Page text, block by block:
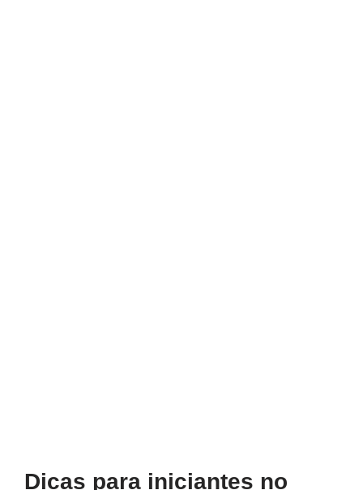
Dicas para iniciantes no